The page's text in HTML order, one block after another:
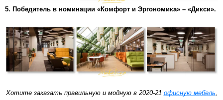
5. Победитель в номинации «Комфорт и Эргономика» – «Дикси».
Хотите заказать правильную и модную в 2020-21 офисную мебель